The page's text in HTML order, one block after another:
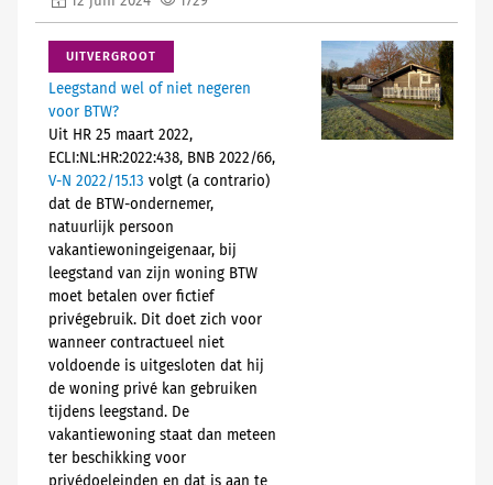
UITVERGROOT
Leegstand wel of niet negeren
voor BTW?
Uit HR 25 maart 2022,
ECLI:NL:HR:2022:438, BNB 2022/66,
V-N 2022/15.13 volgt (a contrario)
dat de BTW-ondernemer,
natuurlijk persoon
vakantiewoningeigenaar, bij
leegstand van zijn woning BTW
moet betalen over fictief
privégebruik. Dit doet zich voor
wanneer contractueel niet
voldoende is uitgesloten dat hij
de woning privé kan gebruiken
tijdens leegstand. De
vakantiewoning staat dan meteen
ter beschikking voor